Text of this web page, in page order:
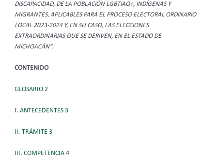
DISCAPACIDAD, DE LA POBLACIÓN LGBTIAQ+, INDÍGENAS Y
MIGRANTES, APLICABLES PARA EL PROCESO ELECTORAL ORDINARIO
LOCAL 2023-2024 Y, EN SU CASO, LAS ELECCIONES
EXTRAORDINARIAS QUE SE DERIVEN, EN EL ESTADO DE
MICHOACÁN”.
CONTENIDO
GLOSARIO 2
I. ANTECEDENTES 3
II. TRÁMITE 3
III. COMPETENCIA 4